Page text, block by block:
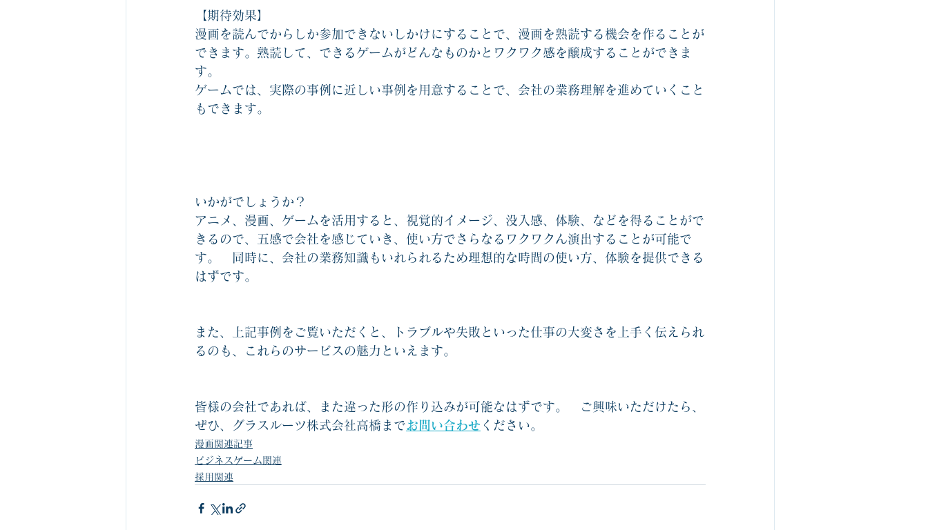
【期待効果】
漫画を読んでからしか参加できないしかけにすることで、漫画を熟読する機会を作ることが
できます。熟読して、できるゲームがどんなものかとワクワク感を醸成することができま
す。
ゲームでは、実際の事例に近しい事例を用意することで、会社の業務理解を進めていくこと
もできます。
いかがでしょうか？
アニメ、漫画、ゲームを活用すると、視覚的イメージ、没入感、体験、などを得ることがで
きるので、五感で会社を感じていき、使い方でさらなるワクワクん演出することが可能で
す。　同時に、会社の業務知識もいれられるため理想的な時間の使い方、体験を提供できる
はずです。
また、上記事例をご覧いただくと、トラブルや失敗といった仕事の大変さを上手く伝えられ
るのも、これらのサービスの魅力といえます。
皆様の会社であれば、また違った形の作り込みが可能なはずです。　ご興味いただけたら、
ぜひ、グラスルーツ株式会社高橋までお問い合わせ ください。
漫画関連記事
ビジネスゲーム関連
採用関連